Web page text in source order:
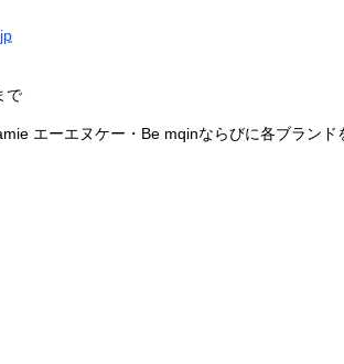
で
エーエヌケー・Be mqinならびに各ブランド